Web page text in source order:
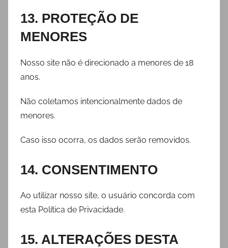
13. PROTEÇÃO DE
MENORES
Nosso site não é direcionado a menores de 18
anos.
Não coletamos intencionalmente dados de
menores.
Caso isso ocorra, os dados serão removidos.
14. CONSENTIMENTO
Ao utilizar nosso site, o usuário concorda com
esta Política de Privacidade.
15. ALTERAÇÕES DESTA